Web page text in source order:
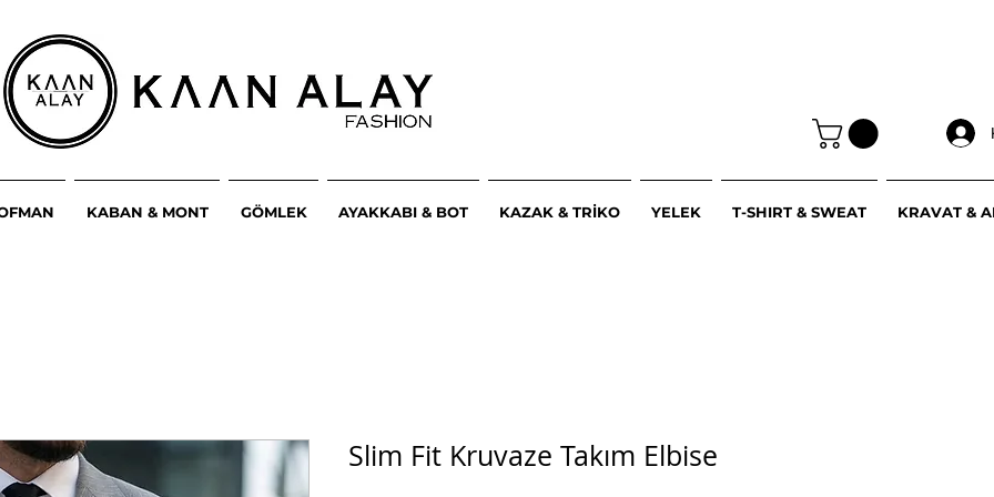
KABAN & MONT GÖMLEK AYAKKABI & BOT KAZAK & TRİKO YELEK T-SHIRT & SWEAT KRAVAT &
Slim Fit Kruvaze Takım Elbise